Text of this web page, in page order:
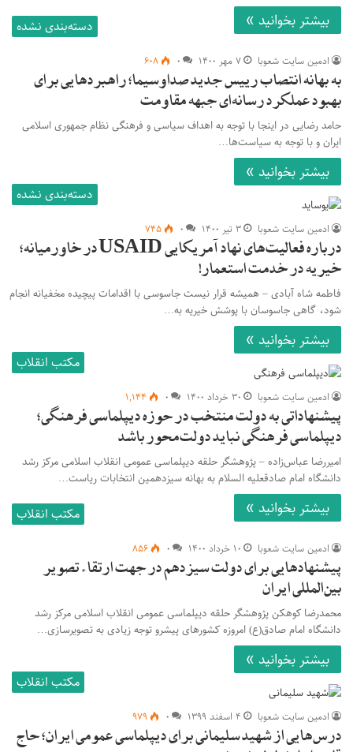
بیشتر بخوانید » دسته‌بندی نشده
ادمین سایت شعوبا ۷ مهر ۱۴۰۰ ۰ ۶۰۸
به بهانه انتصاب رییس جدید صداوسیما؛ راهبردهایی برای
بهبود عملکرد رسانه‌ای جبهه مقاومت
حامد رضایی در اینجا با توجه به اهداف سیاسی و فرهنگی نظام جمهوری اسلامی
ایران و با توجه به سیاست‌ها…
بیشتر بخوانید »
دسته‌بندی نشده
ادمین سایت شعوبا ۳ تیر ۱۴۰۰ ۰ ۷۴۵
درباره فعالیت‌های نهاد آمریکایی USAID در خاورمیانه؛
خیریه در خدمت استعمار!
فاطمه شاه آبادی – همیشه قرار نیست جاسوسی با اقدامات پیچیده مخفیانه انجام
شود، گاهی جاسوسان با پوشش خیریه به…
بیشتر بخوانید »
مکتب انقلاب
ادمین سایت شعوبا ۳۰ خرداد ۱۴۰۰ ۰ ۱,۱۴۴
پیشنهاداتی به دولت منتخب در حوزه دیپلماسی فرهنگی؛
دیپلماسی فرهنگی نباید دولت‌محور باشد
امیررضا عباس‌زاده – پژوهشگر حلقه دیپلماسی عمومی انقلاب اسلامی مرکز رشد
دانشگاه امام صادقعلیه السلام به بهانه سیزدهمین انتخابات ریاست…
بیشتر بخوانید » مکتب انقلاب
ادمین سایت شعوبا ۱۰ خرداد ۱۴۰۰ ۰ ۸۵۶
پیشنهادهایی برای دولت سیزدهم در جهت ارتقاء تصویر
بین‌المللی ایران
محمدرضا کوهکن پژوهشگر حلقه دیپلماسی عمومی انقلاب اسلامی مرکز رشد
دانشگاه امام صادق(ع) امروزه کشورهای پیشرو توجه زیادی به تصویرسازی…
بیشتر بخوانید »
مکتب انقلاب
ادمین سایت شعوبا ۴ اسفند ۱۳۹۹ ۰ ۹۷۹
درس‌هایی از شهید سلیمانی برای دیپلماسی عمومی ایران؛ حاج